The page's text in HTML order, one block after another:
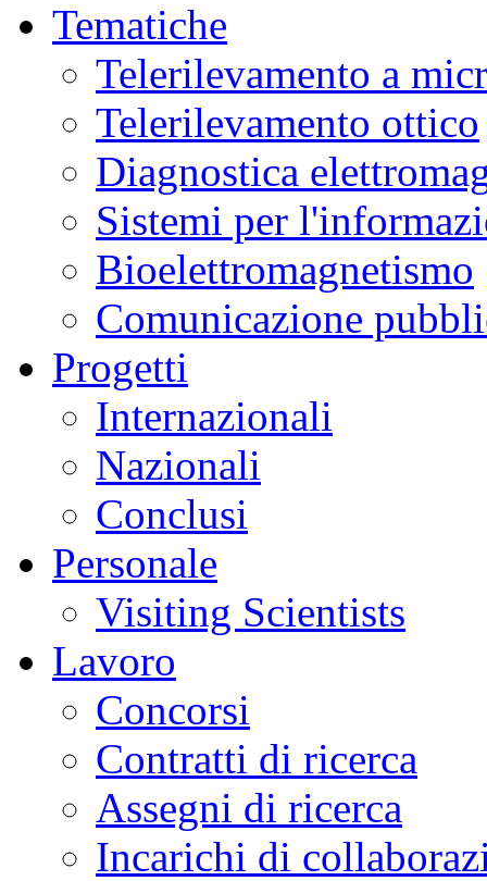
Tematiche
Telerilevamento a
Telerilevamento ottico
Diagnostica
Sistemi per
Bioelettromagnetismo
Comunicazione
Progetti
Internazionali
Nazionali
Conclusi
Personale
Visiting Scientists
Lavoro
Concorsi
Contratti di ricerca
Assegni di ricerca
Incarichi di